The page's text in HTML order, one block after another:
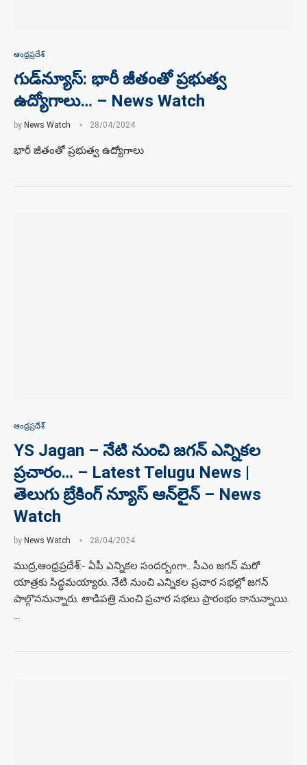
ఆంధ్రప్రదేశ్
గుడ్‌న్యూస్: భారీ జీతంతో ప్రభుత్వ
ఉద్యోగాలు… – News Watch
by News Watch 28/04/2024
భారీ జీతంతో ప్రభుత్వ ఉద్యోగాలు
ఆంధ్రప్రదేశ్
YS Jagan – నేటి నుంచి జగన్ ఎన్నికల
ప్రచారం… – Latest Telugu News |
తెలుగు బ్రేకింగ్ న్యూస్ ఆన్‌లైన్ – News
Watch
by News Watch 28/04/2024
ముద్ర,ఆంధ్రప్రదేశ్:- ఏపీ ఎన్నికల సందర్బంగా.. సీఎం జగన్ మరో
యాత్రకు సిద్ధమయ్యారు. నేటి నుంచి ఎన్నికల ప్రచార సభల్లో జగన్
పాల్గొననున్నారు. తాడిపత్రి నుంచి ప్రచార సభలు ప్రారంభం కానున్నాయి.
…